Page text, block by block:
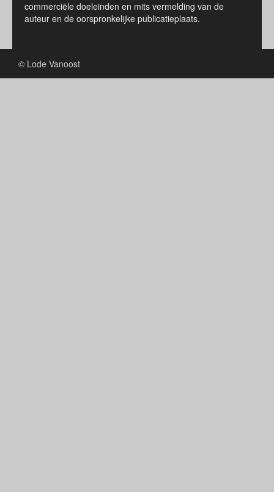
commerciële doeleinden en mits vermelding van de
auteur en de oorspronkelijke publicatieplaats.
© Lode Vanoost